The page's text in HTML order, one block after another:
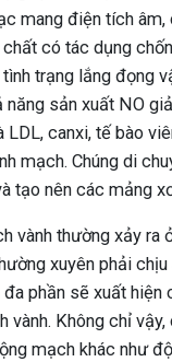
mang điện tích âm,
có tác dụng
trạng lắng đọng
năng sản xuất NO
canxi, tế bào
mạch. Chúng di
tạo nên các mảng
vành thường xảy ra
xuyên phải
phần sẽ xuất hiện
vành. Không chỉ
mạch khác như